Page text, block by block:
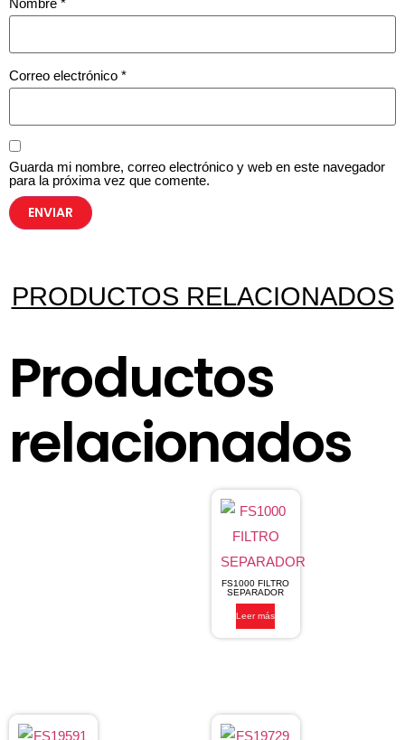
Nombre *
Correo electrónico *
Guarda mi nombre, correo electrónico y web en este navegador
para la próxima vez que comente.
PRODUCTOS RELACIONADOS
Productos
relacionados
FS1000 FILTRO
SEPARADOR
Leer más